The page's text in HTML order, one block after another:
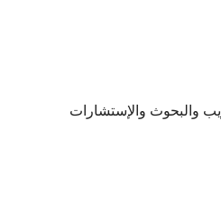
والبحوث والإستشارات